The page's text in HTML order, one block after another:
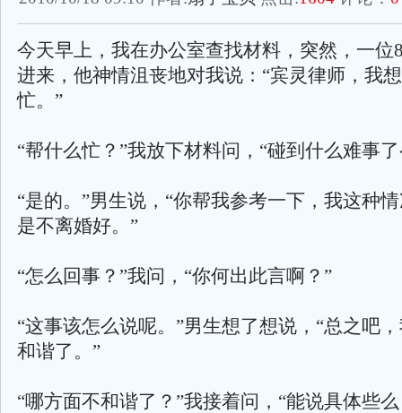
今天早上，我在办公室查找材料，突然，一位
进来，他神情沮丧地对我说：“宾灵律师，我
忙。”
“帮什么忙？”我放下材料问，“碰到什么难事
“是的。”男生说，“你帮我参考一下，我这种
是不离婚好。”
“怎么回事？”我问，“你何出此言啊？”
“这事该怎么说呢。”男生想了想说，“总之吧
和谐了。”
“哪方面不和谐了？”我接着问，“能说具体些么